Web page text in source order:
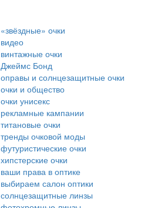
«звёздные» очки
видео
винтажные очки
Джеймс Бонд
оправы и солнцезащитные очки
очки и общество
очки унисекс
рекламные кампании
титановые очки
тренды очковой моды
футуристические очки
хипстерские очки
ваши права в оптике
выбираем салон оптики
солнцезащитные линзы